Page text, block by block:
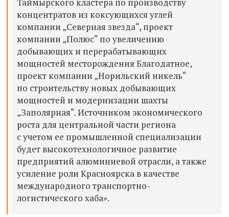
Таймырского кластера по производству
концентратов из коксующихся углей
компании „Северная звезда“, проект
компании „Полюс“ по увеличению
добывающих и перерабатывающих
мощностей месторождения Благодатное,
проект компании „Норильский никель“
по строительству новых добывающих
мощностей и модернизации шахты
„Заполярная“. Источником экономического
роста для центральной части региона
с учетом ее промышленной специализации
будет высокотехнологичное развитие
предприятий алюминиевой отрасли, а также
усиление роли Красноярска в качестве
международного транспортно-
логистического хаба».